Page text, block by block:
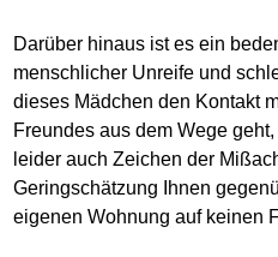
Darüber hinaus ist es ein
menschlicher Unreife und
dieses Mädchen den Kontakt
Freundes aus dem Wege
leider auch Zeichen der
Geringschätzung Ihnen
eigenen Wohnung auf keinen